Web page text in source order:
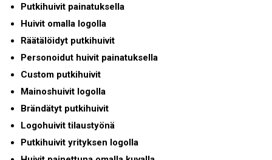
Putkihuivit painatuksella
Huivit omalla logolla
Räätälöidyt putkihuivit
Personoidut huivit painatuksella
Custom putkihuivit
Mainoshuivit logolla
Brändätyt putkihuivit
Logohuivit tilaustyönä
Putkihuivit yrityksen logolla